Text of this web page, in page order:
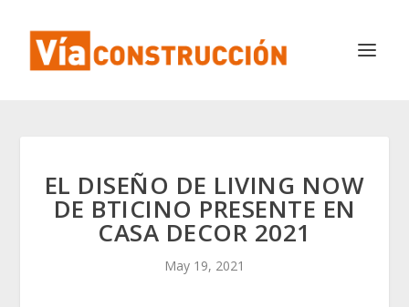
EL DISEÑO DE LIVING NOW
DE BTICINO PRESENTE EN
CASA DECOR 2021
May 19, 2021